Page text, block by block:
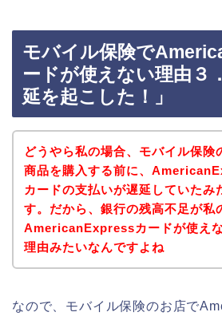
モバイル保険で
ードが使えない理由３
延を起こした！」
どうやら私の場合、モバイル保険
商品を購入する前に、
カードの支払いが遅延していたみ
す。だから、銀行の残高不足が私
AmericanExpressカードが使え
理由みたいなんですよね
なので、モバイル保険のお店で